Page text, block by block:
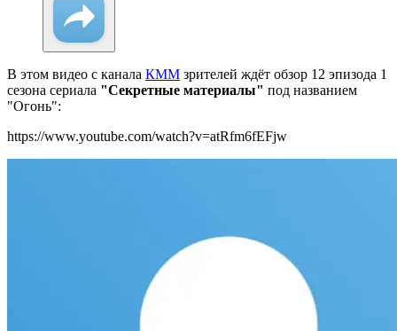
В этом видео с канала КММ зрителей ждёт обзор 12 эпизода 1
сезона сериала "Секретные материалы" под названием
"Огонь":
https://www.youtube.com/watch?v=atRfm6fEFjw